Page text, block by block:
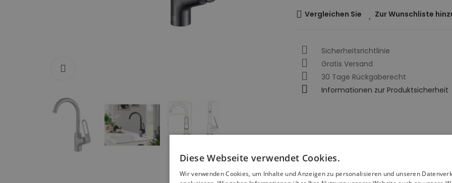
Vergleichen Sie Zur Wunschliste
Sicherheitsrichtlinie
Gratis Versand
30 Tage Rückgaberecht
Informationen zur Produktsicherheit
Diese Webseite verwendet Cookies.
Wir verwenden Cookies, um Inhalte und Anzeigen zu personalisieren und unseren